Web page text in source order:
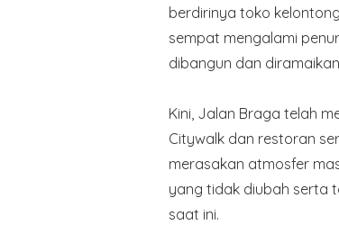
berdirinya toko
sempat mengalami
dibangun dan
Kini, Jalan Braga telah
Citywalk dan restoran
merasakan atmosfer
yang tidak diubah serta
saat ini.